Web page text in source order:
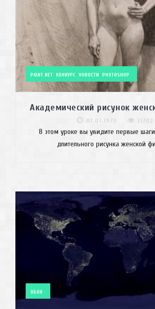
PAINT.NET КОНКУРС НОВОСТИ PHOTOSHOP
Академический рисунок
01.01.1970 11702
В этом уроке вы увидите первые
длительного рисунка женской
ОБОИ